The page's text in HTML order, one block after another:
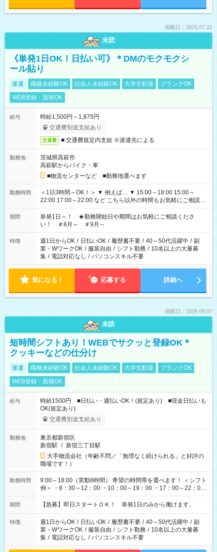
掲載日：2026.07.22
未読
《単発1日OK！日払い可》＊DMのモクモクシ
ール貼り
派遣 職種未経験OK 社会人未経験OK 大学生歓迎
ブランクOK
WEB登録・面接OK
給与
時給1,500円～1,875円
交通費別途支給あり
交通費 ■ 交通費規定内支給 ※派遣先による
勤務地
茨城県高萩市
高萩駅からバイク・車
■物流センターなど ■勤務地選べます
勤務時間
＜1日3時間～OK！＞ ▼ 例えば… ▼ 15:00～18:00 15:00～
22:00 17:00～22:00 など こちら以外の時間もお気軽にご相談く
ださい！
期間
単発1日～！ ★勤務開始日や期間はお気軽にご相談くださ
い！ ＃8月～ ＃9月～
特徴 週1日からOK / 日払いOK / 履歴書不要 / 40～50代活躍中 / 副
業・WワークOK / 服装自由 / シフト勤務 / 10名以上の大量募
集 / 電話対応なし / パソコンスキル不要
気になる！ 応募する 詳細へ
掲載日：2026.08.07
未読
短時間シフトあり！WEBでサクッと登録OK＊
クッキーなどの仕分け
派遣 職種未経験OK 社会人未経験OK 大学生歓迎
ブランクOK
WEB登録・面接OK
給与
時給1500円 ■日払い・週払いOK！(規定あり) ■現金日払いも
OK(規定あり)
交通費別途支給あり
勤務地
東京都新宿区
新宿駅 / 新宿三丁目駅
大手物流会社（年齢不問／「無理なく続けられる」と好評の
職場です！）
勤務時間
9:00～18:00（実動8時間） 希望の時間帯を選べます！ ＜シフト
例＞ ・8：30～12：00 ・10：00～19：00 ・17：00～22：00
・13：00～22：00 ・22：00～翌6：00 など
期間 【急募】即日スタートＯＫ！ 単発1日のみから働けます。
特徴 週1日からOK / 日払いOK / 履歴書不要 / 40～50代活躍中 / 副
業・WワークOK / 服装自由 / シフト勤務 / 10名以上の大量募
集 / 電話対応なし / パソコンスキル不要